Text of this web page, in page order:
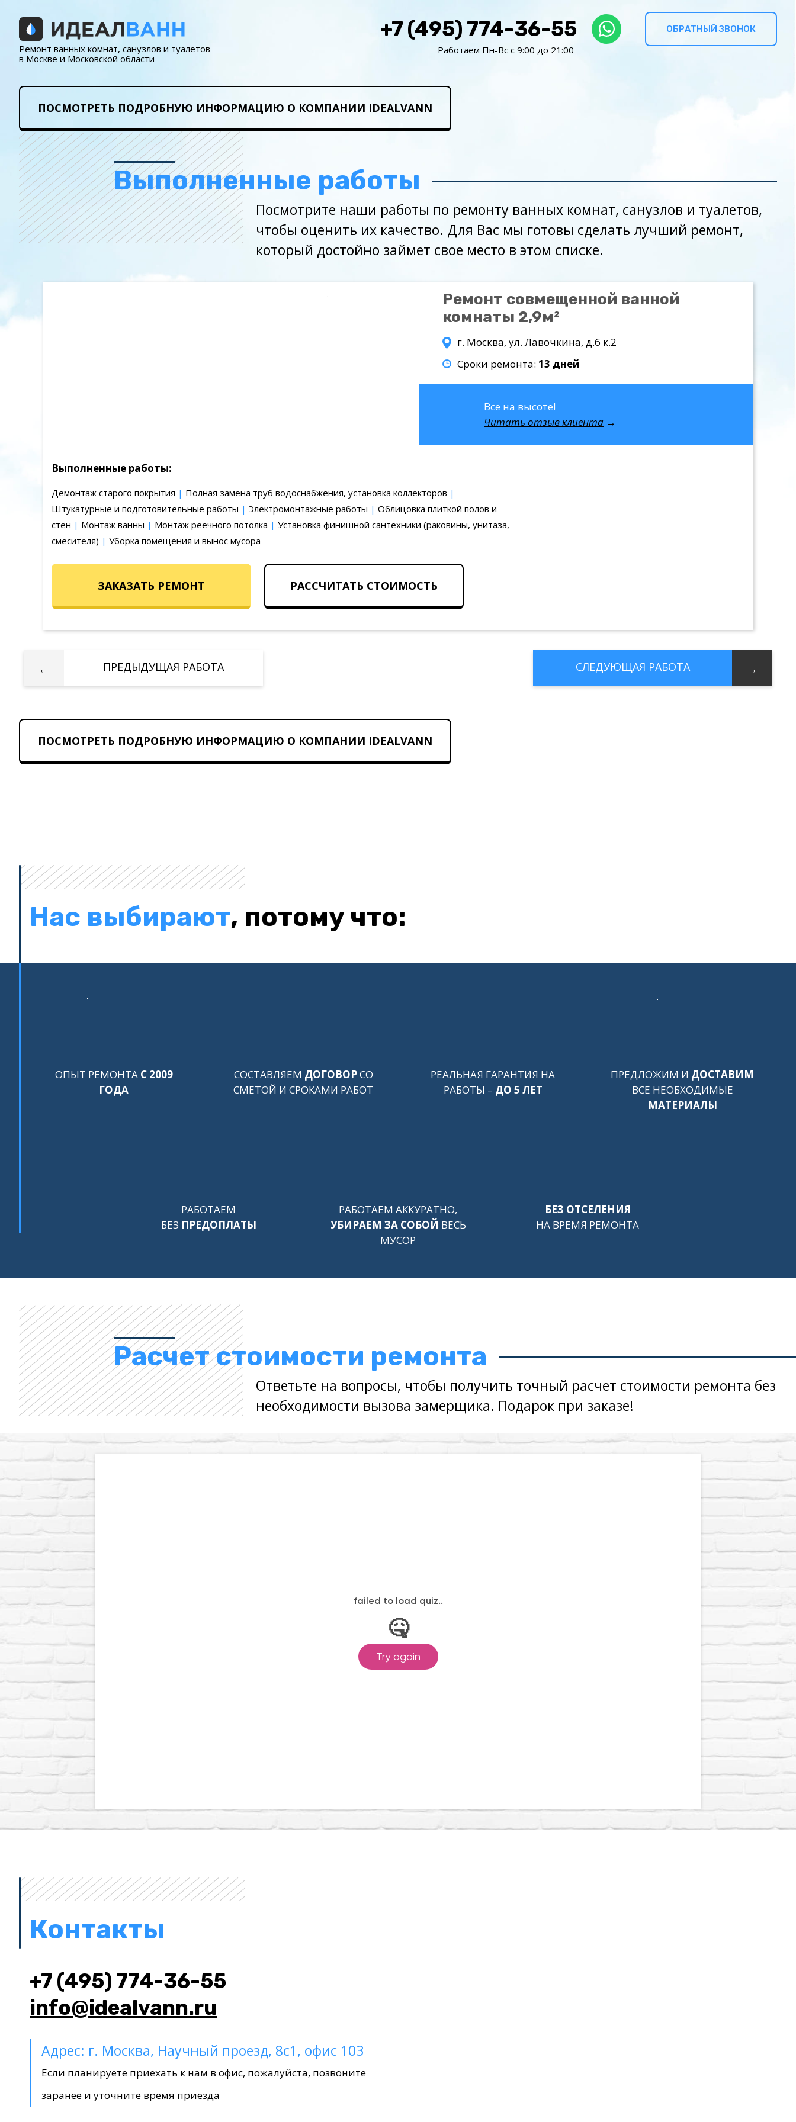
Ремонт ванных комнат, санузлов и туалетов
в Москве и Московской области
+7 (495) 774-36-55
Работаем Пн-Вс с 9:00 до 21:00
ОБРАТНЫЙ ЗВОНОК
ПОСМОТРЕТЬ ПОДРОБНУЮ ИНФОРМАЦИЮ О КОМПАНИИ IDEALVANN
Выполненные работы
Посмотрите наши работы по ремонту ванных комнат, санузлов и туалетов,
чтобы оценить их качество. Для Вас мы готовы сделать лучший ремонт,
который достойно займет свое место в этом списке.
← ПРЕДЫДУЩАЯ РАБОТА СЛЕДУЮЩАЯ РАБОТА →
Ремонт совмещенной ванной
комнаты 2,9м²
г. Москва, ул. Лавочкина, д.6 к.2
Сроки ремонта: 13 дней
Все на высоте!
Читать отзыв клиента →
Выполненные работы:
Демонтаж старого покрытия | Полная замена труб водоснабжения, установка коллекторов |
Штукатурные и подготовительные работы | Электромонтажные работы | Облицовка плиткой полов и
стен | Монтаж ванны | Монтаж реечного потолка | Установка финишной сантехники (раковины, унитаза,
смесителя) | Уборка помещения и вынос мусора
ЗАКАЗАТЬ РЕМОНТ РАССЧИТАТЬ СТОИМОСТЬ
ПОСМОТРЕТЬ ПОДРОБНУЮ ИНФОРМАЦИЮ О КОМПАНИИ IDEALVANN
Нас выбирают, потому что:
ОПЫТ РЕМОНТА С 2009
ГОДА
СОСТАВЛЯЕМ ДОГОВОРСО
СМЕТОЙ И СРОКАМИ РАБОТ
РЕАЛЬНАЯ ГАРАНТИЯ НА
РАБОТЫ – ДО 5 ЛЕТ
ПРЕДЛОЖИМ И ДОСТАВИМ
ВСЕ НЕОБХОДИМЫЕ
МАТЕРИАЛЫ
РАБОТАЕМ
БЕЗ ПРЕДОПЛАТЫ
РАБОТАЕМ АККУРАТНО,
УБИРАЕМ ЗА СОБОЙ ВЕСЬ
МУСОР
БЕЗ ОТСЕЛЕНИЯ
НА ВРЕМЯ РЕМОНТА
Расчет стоимости ремонта
Ответьте на вопросы, чтобы получить точный расчет стоимости ремонта без
необходимости вызова замерщика. Подарок при заказе!
Контакты
+7 (495) 774-36-55
info@idealvann.ru
Адрес: г. Москва, Научный проезд, 8с1, офис 103
Если планируете приехать к нам в офис, пожалуйста, позвоните
заранее и уточните время приезда